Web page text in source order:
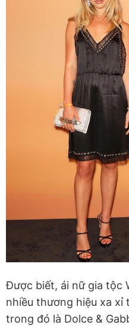
Được biết, ái nữ gia tộc
nhiều thương hiệu xa xỉ
trong đó là Dolce &